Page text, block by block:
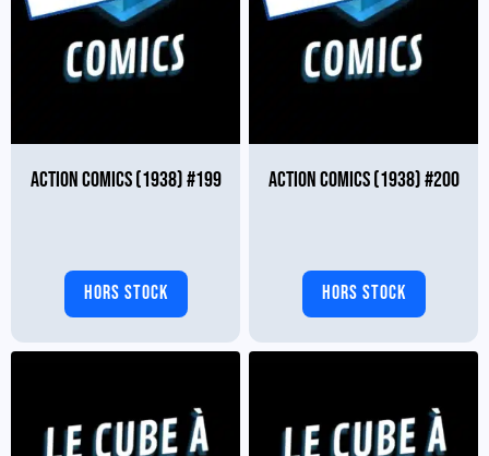
ACTION COMICS (1938) #199
HORS STOCK
ACTION COMICS (1938) #200
HORS STOCK